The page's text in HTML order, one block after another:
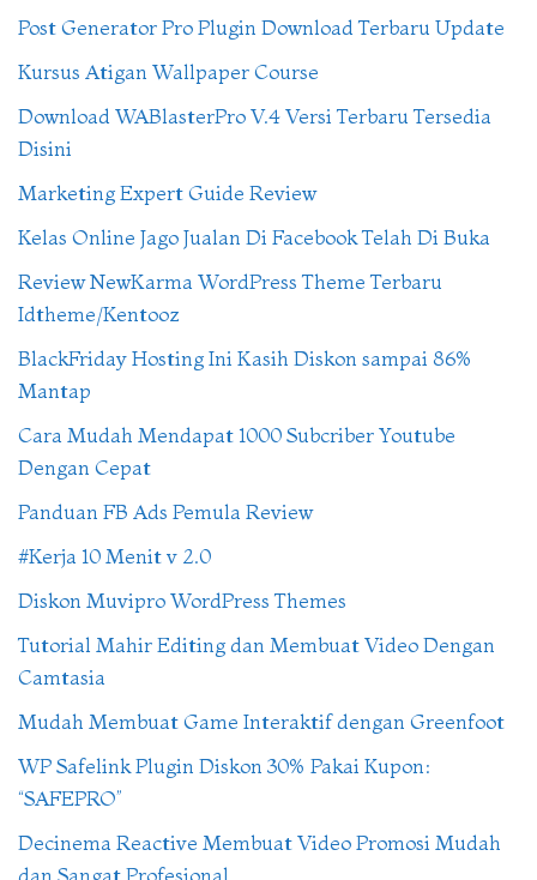
Post Generator Pro Plugin Download Terbaru Update
Kursus Atigan Wallpaper Course
Download WABlasterPro V.4 Versi Terbaru Tersedia
Disini
Marketing Expert Guide Review
Kelas Online Jago Jualan Di Facebook Telah Di Buka
Review NewKarma WordPress Theme Terbaru
Idtheme/Kentooz
BlackFriday Hosting Ini Kasih Diskon sampai 86%
Mantap
Cara Mudah Mendapat 1000 Subcriber Youtube
Dengan Cepat
Panduan FB Ads Pemula Review
#Kerja 10 Menit v 2.0
Diskon Muvipro WordPress Themes
Tutorial Mahir Editing dan Membuat Video Dengan
Camtasia
Mudah Membuat Game Interaktif dengan Greenfoot
WP Safelink Plugin Diskon 30% Pakai Kupon:
“SAFEPRO”
Decinema Reactive Membuat Video Promosi Mudah
dan Sangat Profesional